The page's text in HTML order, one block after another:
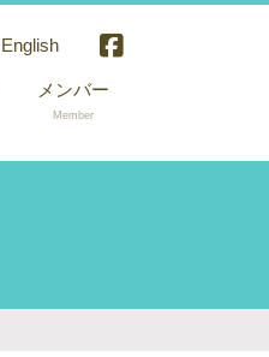
English
メンバー
Member